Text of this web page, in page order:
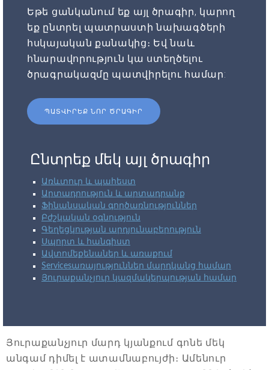
Եթե ցանկանում եք այլ ծրագիր, կարող
եք ընտրել պատրաստի նախագծերի
հսկայական քանակից։ Եվ նաև
հնարավորություն կա ստեղծելու
ծրագրակազմը պատվիրելու համար:
ՊԱՏՎԻՐԵՔ ՆՈՐ ԾՐԱԳԻՐ
Ընտրեք մեկ այլ ծրագիր
Առևտուր և պահեստ
Արտադրություն և արտադրանք
Ֆինանսական գործառնություններ
Բժշկական օգնություն
Գեղեցկության արդյունաբերություն
Սպորտ և հանգիստ
Ավտոմեքենաներ և առաքում
Servicesառայություններ մարդկանց համար
Յուրաքանչյուր կազմակերպության համար
Յուրաքանչյուր մարդ կյանքում գոնե մեկ
անգամ դիմել է ատամնաբույժի։ Ամենուր